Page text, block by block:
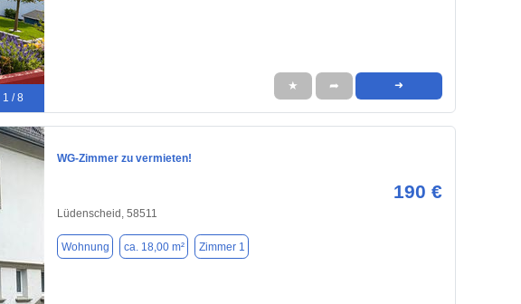
1 / 8
★ ➦ ➜
WG-Zimmer zu vermieten!
190 €
Lüdenscheid, 58511
Wohnung ca. 18,00 m² Zimmer 1